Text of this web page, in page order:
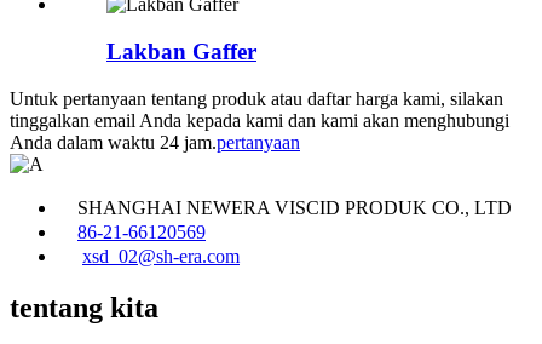
Lakban Gaffer
Untuk pertanyaan tentang produk atau daftar harga kami, silakan
tinggalkan email Anda kepada kami dan kami akan menghubungi
Anda dalam waktu 24 jam.pertanyaan
SHANGHAI NEWERA VISCID PRODUK CO., LTD
86-21-66120569
xsd_02@sh-era.com
tentang kita